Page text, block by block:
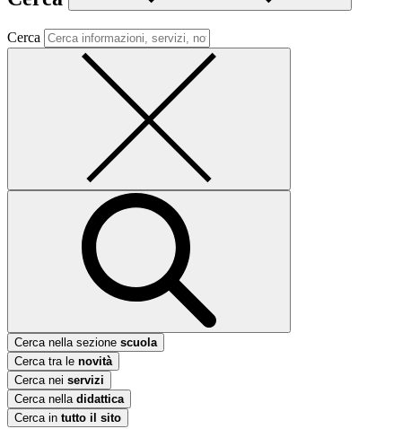
Cerca
Cerca nella sezione scuola
Cerca tra le novità
Cerca nei servizi
Cerca nella didattica
Cerca in tutto il sito